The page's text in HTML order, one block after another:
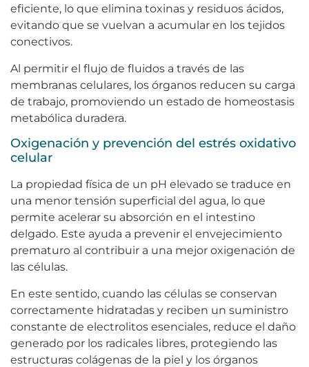
eficiente, lo que elimina toxinas y residuos ácidos,
evitando que se vuelvan a acumular en los tejidos
conectivos.
Al permitir el flujo de fluidos a través de las
membranas celulares, los órganos reducen su carga
de trabajo, promoviendo un estado de homeostasis
metabólica duradera.
Oxigenación y prevención del estrés oxidativo
celular
La propiedad física de un pH elevado se traduce en
una menor tensión superficial del agua, lo que
permite acelerar su absorción en el intestino
delgado. Este ayuda a prevenir el envejecimiento
prematuro al contribuir a una mejor oxigenación de
las células.
En este sentido, cuando las células se conservan
correctamente hidratadas y reciben un suministro
constante de electrolitos esenciales, reduce el daño
generado por los radicales libres, protegiendo las
estructuras colágenas de la piel y los órganos